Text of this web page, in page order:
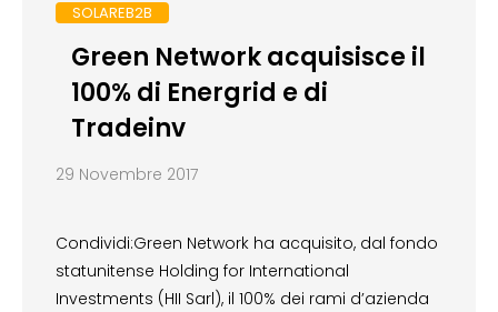
SOLAREB2B
Green Network acquisisce il
100% di Energrid e di
Tradeinv
29 Novembre 2017
Condividi:Green Network ha acquisito, dal fondo
statunitense Holding for International
Investments (HII Sarl), il 100% dei rami d’azienda